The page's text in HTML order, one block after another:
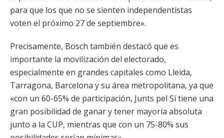
para que los que no se sienten independentistas
voten el próximo 27 de septiembre».
Precisamente, Bosch también destacó que es
importante la movilización del electorado,
especialmente en grandes capitales como Lleida,
Tarragona, Barcelona y su área metropolitana, ya que
«con un 60-65% de participación, Junts pel Sí tiene una
gran posibilidad de ganar y tener mayoría absoluta
junto a la CUP, mientras que con un 75-80% sus